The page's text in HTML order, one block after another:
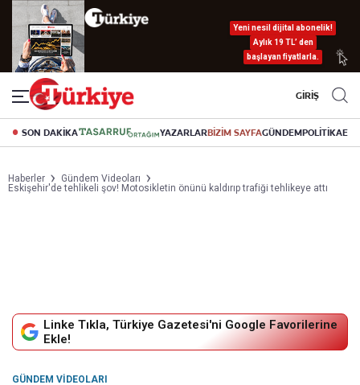
Yeni nesil dijital abonelik!
Aylık 19 TL’ den
başlayan fiyatlarla.
GİRİŞ
SON DAKİKA YAZARLARBİZİM SAYFAGÜNDEMPOLİTİKA
Haberler
Gündem Videoları
Eskişehir'de tehlikeli şov! Motosikletin önünü kaldırıp trafiği tehlikeye attı
Linke Tıkla, Türkiye Gazetesi'ni Google Favorilerine
Ekle!
GÜNDEM VIDEOLARI